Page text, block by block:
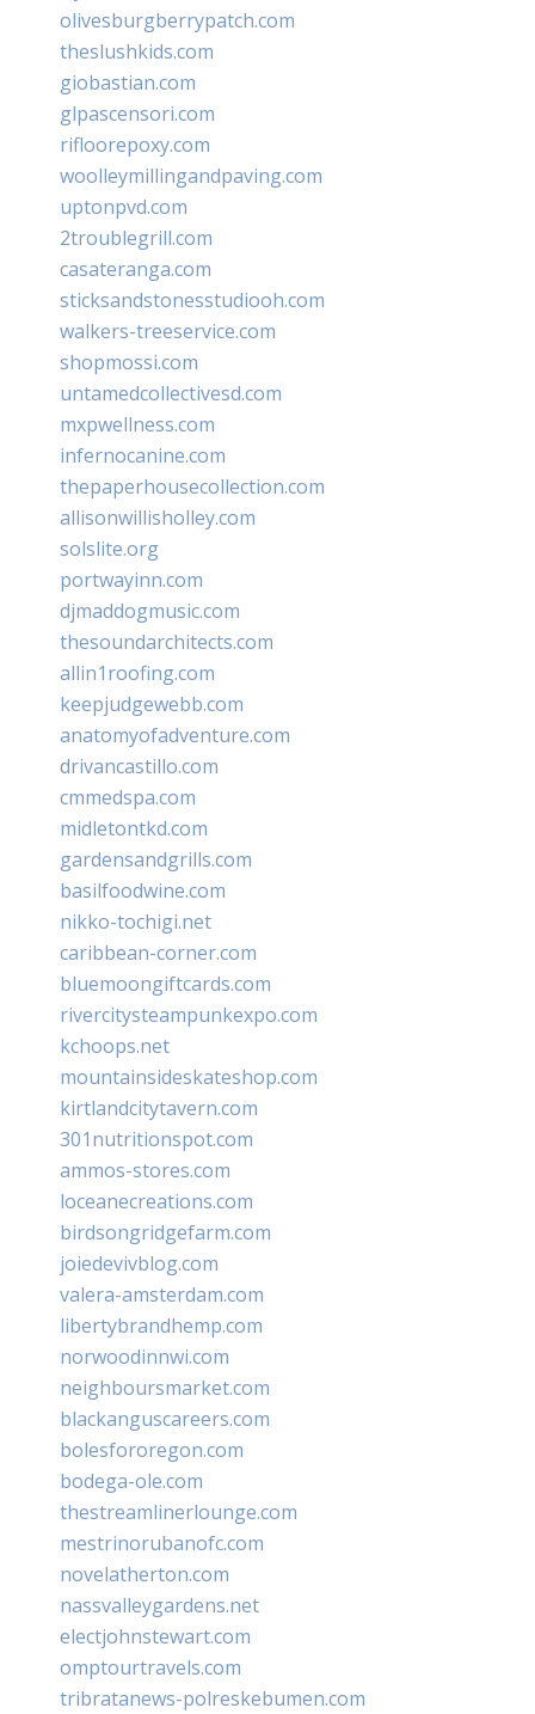
olivesburgberrypatch.com
theslushkids.com
giobastian.com
glpascensori.com
rifloorepoxy.com
woolleymillingandpaving.com
uptonpvd.com
2troublegrill.com
casateranga.com
sticksandstonesstudiooh.com
walkers-treeservice.com
shopmossi.com
untamedcollectivesd.com
mxpwellness.com
infernocanine.com
thepaperhousecollection.com
allisonwillisholley.com
solslite.org
portwayinn.com
djmaddogmusic.com
thesoundarchitects.com
allin1roofing.com
keepjudgewebb.com
anatomyofadventure.com
drivancastillo.com
cmmedspa.com
midletontkd.com
gardensandgrills.com
basilfoodwine.com
nikko-tochigi.net
caribbean-corner.com
bluemoongiftcards.com
rivercitysteampunkexpo.com
kchoops.net
mountainsideskateshop.com
kirtlandcitytavern.com
301nutritionspot.com
ammos-stores.com
loceanecreations.com
birdsongridgefarm.com
joiedevivblog.com
valera-amsterdam.com
libertybrandhemp.com
norwoodinnwi.com
neighboursmarket.com
blackanguscareers.com
bolesfororegon.com
bodega-ole.com
thestreamlinerlounge.com
mestrinorubanofc.com
novelatherton.com
nassvalleygardens.net
electjohnstewart.com
omptourtravels.com
tribratanews-polreskebumen.com